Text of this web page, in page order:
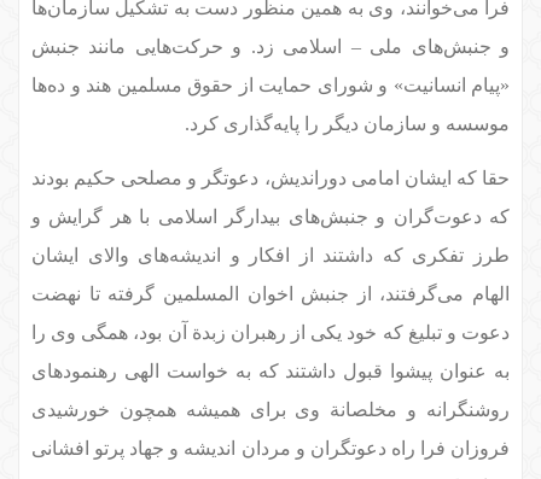
فرا می‌خوانند، وی به همین منظور دست به تشکیل سازمان‌ها
و جنبش‌های ملی – اسلامی زد. و حرکت‌هایی مانند جنبش
«پیام انسانیت» و شورای حمایت از حقوق مسلمین هند و ده‌ها
موسسه و سازمان دیگر را پایه‌گذاری کرد.
حقا که ایشان امامی دوراندیش، دعوتگر و مصلحی حکیم بودند
که دعوت‌گران و جنبش‌های بیدارگر اسلامی با هر گرایش و
طرز تفکری که داشتند از افکار و اندیشه‌های والای ایشان
الهام می‌گرفتند، از جنبش اخوان المسلمین گرفته تا نهضت
دعوت و تبلیغ که خود یکی از رهبران زبدة آن بود، همگی وی را
به عنوان پیشوا قبول داشتند که به خواست الهی رهنمودهای
روشنگرانه و مخلصانة وی برای همیشه همچون خورشیدی
فروزان فرا راه دعوتگران و مردان اندیشه و جهاد پرتو افشانی